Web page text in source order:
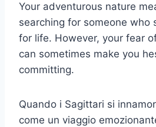
Your adventurous nature
searching for someone who
for life. However, your fear
can sometimes make you
committing.
Quando i Sagittari si
come un viaggio